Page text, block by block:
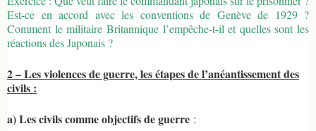
Est-ce en accord avec les conventions de Genève de 1929 ?
Comment le militaire Britannique l’empêche-t-il et quelles sont les
réactions des Japonais ?
2 – Les violences de guerre, les étapes de l’anéantissement des
civils :
a) Les civils comme objectifs de guerre :